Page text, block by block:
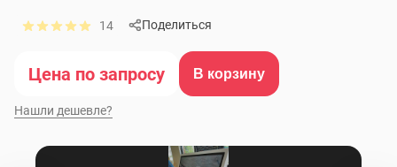
14 Поделиться
Цена по запросу В корзину
Нашли дешевле?